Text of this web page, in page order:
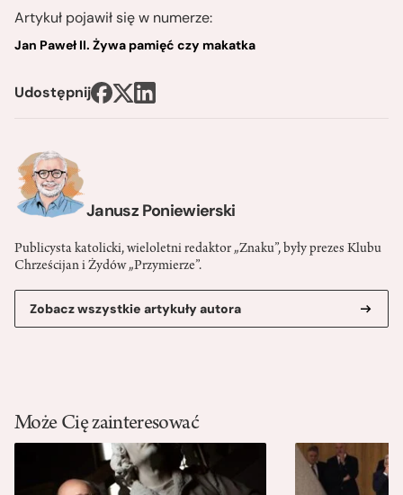
Janusz Poniewierski
Publicysta katolicki, wieloletni redaktor „Znaku”, były prezes Klubu
Chrześcijan i Żydów „Przymierze”.
Zobacz wszystkie artykuły autora
Artykuł pojawił się w numerze:
Jan Paweł II. Żywa pamięć czy makatka
Udostępnij
Może Cię zainteresować